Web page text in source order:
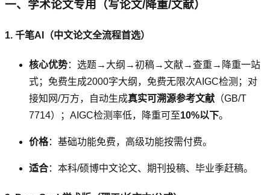
一、学术论文专用（写论文/降重/文献）
1. 千笔AI（中文论文全流程首选）
核心优势：选题→大纲→初稿→文献→查重→降重一站
式；免费生成2000字大纲，免费无限次AIGC检测；对
接知网/万方，自动生成真实可溯源参考文献 （GB/T
7714）；AIGC检测率低，降重可至10%以下。
价格：基础功能免费，高级功能按需付费。
适合：本科/硕博中文论文、期刊投稿、毕业季赶稿。